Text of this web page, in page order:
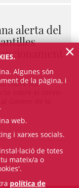
alerta del
sobre les
sobre el servei
Algunes són
de la pàgina, i
web.
i xarxes socials.
de totes
mateix/a o
política de
×